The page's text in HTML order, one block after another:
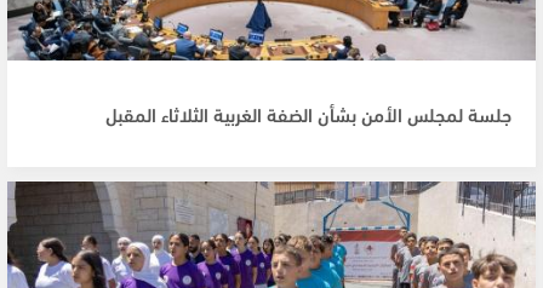
جلسة لمجلس الأمن بشأن الضفة الغربية الثلاثاء المقبل